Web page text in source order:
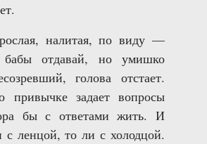
налитая, по виду —
отдавай, но умишко
голова отстает.
задает вопросы
бы с ответами жить. И
с ленцой, то ли с холодцой.